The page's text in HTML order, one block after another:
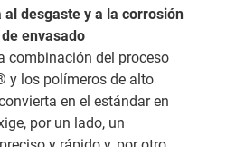
desgaste y a la corrosión
envasado
combinación del proceso
y los polímeros de alto
en el estándar en
por un lado, un